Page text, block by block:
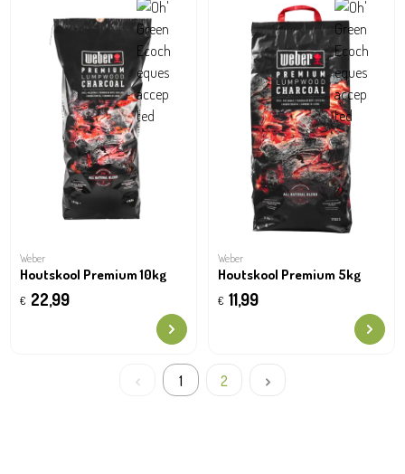
Weber
Houtskool Premium 10kg
€ 22,99
Weber
Houtskool Premium 5kg
€ 11,99
1 2